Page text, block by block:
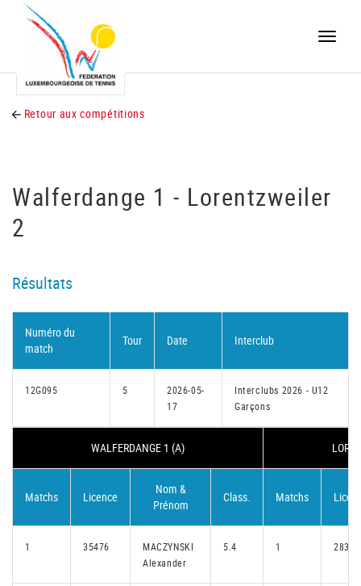
Toggle
Retour aux compétitions
Walferdange 1 - Lorentzweiler
2
Résultats
Numéro du
match
Tour Date Interclub
12G095 5
2026-05-
17
Interclubs 2026 - U12
Garçons
WALFERDANGE 1 (A)
Matchs Licence
Nom &
Prénom
Class. Matchs
1 35476
MACZYNSKI
Alexander
5.4 1 28399